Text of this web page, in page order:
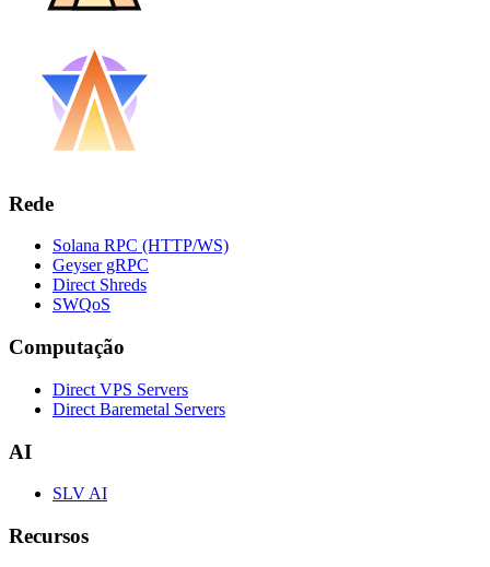
Rede
Solana RPC (HTTP/WS)
Geyser gRPC
Direct Shreds
SWQoS
Computação
Direct VPS Servers
Direct Baremetal Servers
AI
SLV AI
Recursos